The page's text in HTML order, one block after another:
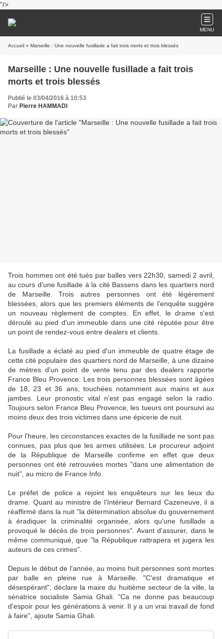
"/>
MENU
Accueil » Marseille : Une nouvelle fusillade a fait trois morts et trois blessés
Marseille : Une nouvelle fusillade a fait trois
morts et trois blessés
Publié le 03/04/2016 à 10:53
Par Pierre HAMMADI
Trois hommes ont été tués par balles vers 22h30, samedi 2 avril,
au cours d'une fusillade à la cité Bassens dans les quartiers nord
de Marseille. Trois autres personnes ont été légèrement
blessées, alors que les premiers éléments de l'enquête suggère
un nouveau règlement de comptes. En effet, le drame s'est
déroulé au pied d'un immeuble dans une cité réputée pour être
un point de rendez-vous entre dealers et clients.
La fusillade a éclaté au pied d'un immeuble de quatre étage de
cette cité populaire des quartiers nord de Marseille, à une dizaine
de mètres d'un point de vente tenu par des dealers rapporte
France Bleu Provence. Les trois personnes blessées sont âgées
de 18, 23 et 36 ans, touchées notamment aux mains et aux
jambes. Leur pronostic vital n'est pas engagé selon la radio.
Toujours selon France Bleu Provence, les tueurs ont poursuivi au
moins deux des trois victimes dans une épicerie de nuit.
Pour l'heure, les circonstances exactes de la fusillade ne sont pas
connues, pas plus que les armes utilisées. Le procureur adjoint
de la République de Marseille confirme en effet que deux
personnes ont été retrouvées mortes "dans une alimentation de
nuit", au micro de France Info.
Le préfet de police a rejoint les enquêteurs sur les lieux du
drame. Quant au ministre de l'Intérieur Bernard Cazeneuve, il a
réaffirmé dans la nuit "la détermination absolue du gouvernement
à éradiquer la criminalité organisée, alors qu'une fusillade a
provoqué le décès de trois personnes". Avant d'assurer, dans le
même communiqué, que "la République rattrapera et jugera les
auteurs de ces crimes".
Depuis le début de l'année, au moins huit personnes sont mortes
par balle en pleine rue à Marseille. "C'est dramatique et
désespérant", déclare la maire du huitième secteur de la ville, la
sénatrice socialiste Samia Ghali. "Ca ne donne pas beaucoup
d'espoir pour les générations à venir. Il y a un vrai travail de fond
à faire", ajoute Samia Ghali.